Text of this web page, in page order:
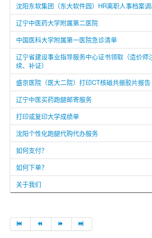
沈阳东软集团（东大软件园）HR离职人事档案
辽宁中医药大学附属第二医院
中国医科大学附属第一医院急诊清单
辽宁省建设事业指导服务中心证书领取（造价师
续、补证）
盛京医院（医大二院）打印CT核磁共振胶片报告
辽宁中医买药跑腿邮寄服务
打印或复印大学成绩单
沈阳个性化跑腿代购代办服务
如何支付？
如何下单？
关于我们